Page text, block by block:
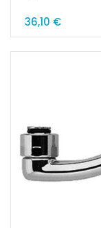
36,10 €